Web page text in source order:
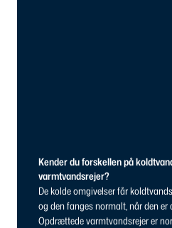
Kender du forskellen på
varmtvandsrejer?
De kolde omgivelser får
og den fanges normalt, når den
Opdrættede varmtvandsrejer er